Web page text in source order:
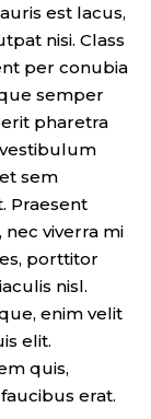
est lacus,
nisi. Class
per conubia
semper
pharetra
sem
Praesent
viverra mi
porttitor
nisl.
enim velit
elit.
quis,
erat.